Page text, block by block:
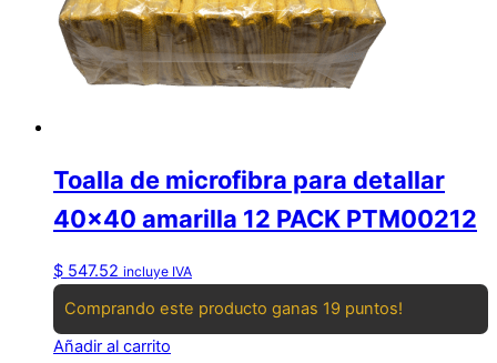
Toalla de microfibra para detallar
40×40 amarilla 12 PACK PTM00212
$ 547.52 incluye IVA
Comprando este producto ganas 19 puntos!
Añadir al carrito